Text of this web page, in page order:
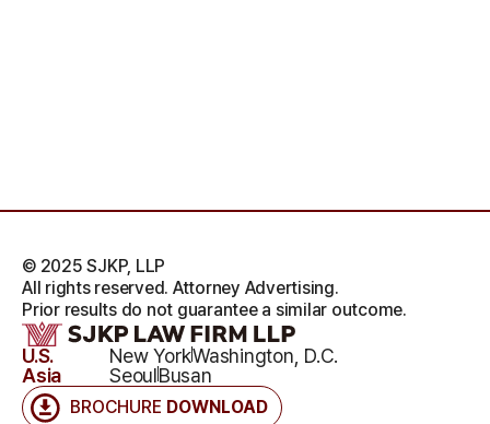
BROCHURE DOWNLOAD
U.S. New YorkWashington, D.C.
Asia
SeoulBusan
© 2025 SJKP, LLP
All rights reserved. Attorney Advertising.
Prior results do not guarantee a similar outcome.